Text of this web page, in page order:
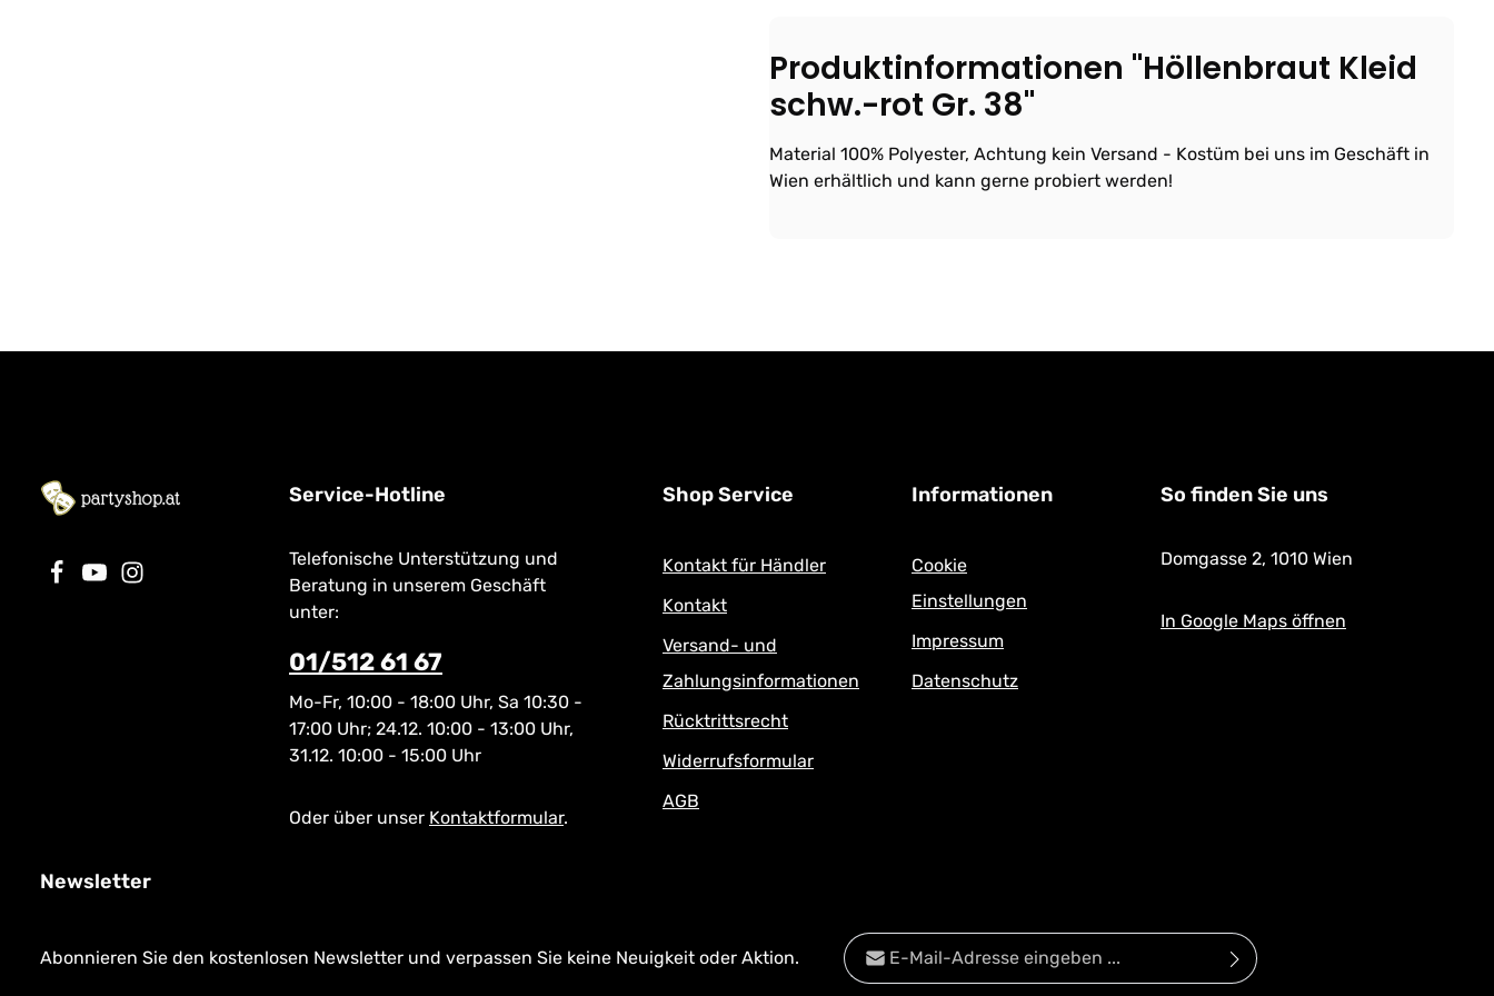
Produktinformationen "Höllenbraut Kleid
schw.-rot Gr. 38"
Material 100% Polyester, Achtung kein Versand - Kostüm bei uns im Geschäft in
Wien erhältlich und kann gerne probiert werden!
Service-Hotline
Telefonische Unterstützung und
Beratung in unserem Geschäft
unter:
01/512 61 67
Mo-Fr, 10:00 - 18:00 Uhr, Sa 10:30 -
17:00 Uhr; 24.12. 10:00 - 13:00 Uhr,
31.12. 10:00 - 15:00 Uhr
Oder über unser Kontaktformular.
Shop Service
Kontakt für Händler
Kontakt
Versand- und
Zahlungsinformationen
Rücktrittsrecht
Widerrufsformular
AGB
Informationen
Cookie
Einstellungen
Impressum
Datenschutz
So finden Sie uns
Domgasse 2, 1010 Wien
In Google Maps öffnen
Newsletter
Abonnieren Sie den kostenlosen Newsletter und verpassen Sie keine Neuigkeit oder Aktion.
E-Mail-Adresse*